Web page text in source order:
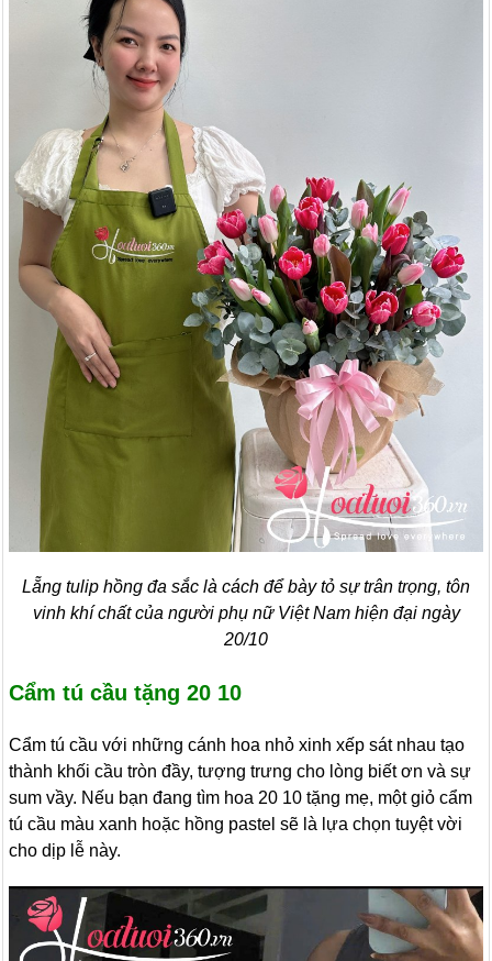
Lẵng tulip hồng đa sắc là cách để bày tỏ sự trân trọng, tôn
vinh khí chất của người phụ nữ Việt Nam hiện đại ngày
20/10
Cẩm tú cầu tặng 20 10
Cẩm tú cầu với những cánh hoa nhỏ xinh xếp sát nhau tạo
thành khối cầu tròn đầy, tượng trưng cho lòng biết ơn và sự
sum vầy. Nếu bạn đang tìm hoa 20 10 tặng mẹ, một giỏ cẩm
tú cầu màu xanh hoặc hồng pastel sẽ là lựa chọn tuyệt vời
cho dịp lễ này.